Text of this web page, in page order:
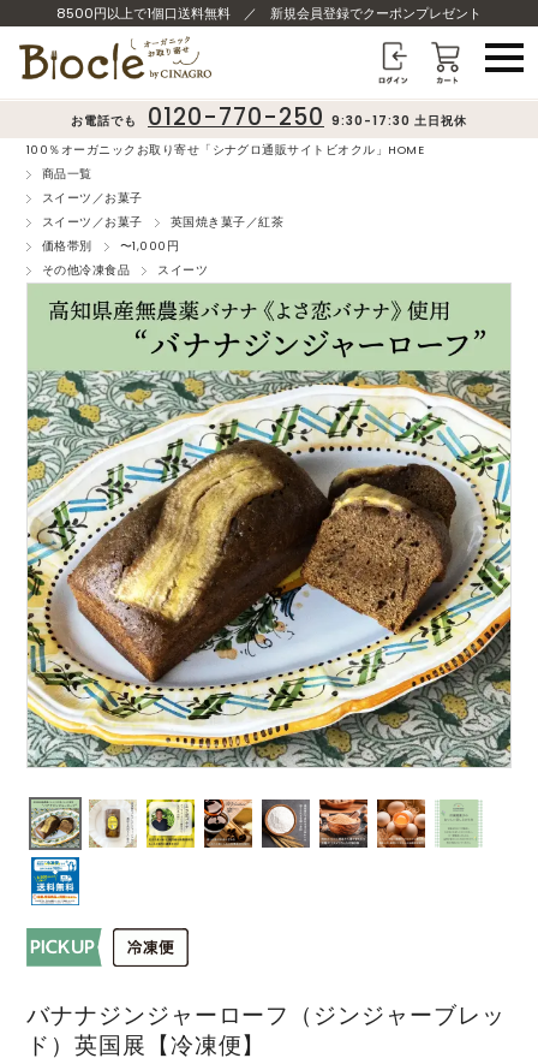
8500円以上で1個口送料無料 ／ 新規会員登録でクーポンプレゼント
お電話でも 0120-770-250 9:30-17:30 土日祝休
100％オーガニックお取り寄せ「シナグロ通販サイトビオクル」HOME
商品一覧
スイーツ／お菓子
スイーツ／お菓子
英国焼き菓子／紅茶
価格帯別
〜1,000円
その他冷凍食品
スイーツ
❮ ❯
バナナジンジャーローフ（ジンジャーブレッ
ド）英国展【冷凍便】